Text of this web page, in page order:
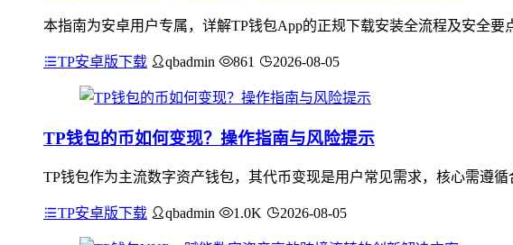
本指南为安卓用户专属，详解TP钱包App的正规下载安装全流程及安全
TP安卓版下载 qbadmin 861 2026-08-05
TP钱包的币如何变现？操作指南与风险提示
TP钱包作为主流数字资产钱包，其代币变现是用户常见需求，核心需遵
TP安卓版下载 qbadmin 1.0K 2026-08-05